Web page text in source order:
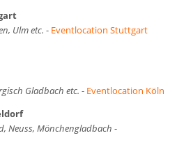
Ulm etc. - Eventlocation Stuttgart
Gladbach etc. - Eventlocation Köln
Neuss, Mönchengladbach -